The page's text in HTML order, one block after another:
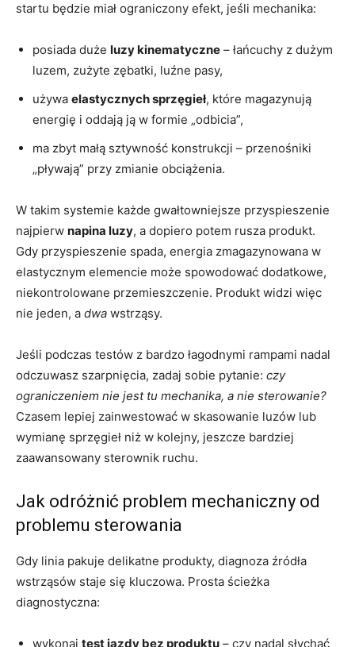
startu będzie miał ograniczony efekt, jeśli mechanika:
posiada duże luzy kinematyczne – łańcuchy z dużym
luzem, zużyte zębatki, luźne pasy,
używa elastycznych sprzęgieł, które magazynują
energię i oddają ją w formie „odbicia”,
ma zbyt małą sztywność konstrukcji – przenośniki
„pływają” przy zmianie obciążenia.
W takim systemie każde gwałtowniejsze przyspieszenie
najpierw napina luzy, a dopiero potem rusza produkt.
Gdy przyspieszenie spada, energia zmagazynowana w
elastycznym elemencie może spowodować dodatkowe,
niekontrolowane przemieszczenie. Produkt widzi więc
nie jeden, a dwa wstrząsy.
Jeśli podczas testów z bardzo łagodnymi rampami nadal
odczuwasz szarpnięcia, zadaj sobie pytanie: czy
ograniczeniem nie jest tu mechanika, a nie sterowanie?
Czasem lepiej zainwestować w skasowanie luzów lub
wymianę sprzęgieł niż w kolejny, jeszcze bardziej
zaawansowany sterownik ruchu.
Jak odróżnić problem mechaniczny od
problemu sterowania
Gdy linia pakuje delikatne produkty, diagnoza źródła
wstrząsów staje się kluczowa. Prosta ścieżka
diagnostyczna:
wykonaj test jazdy bez produktu – czy nadal słychać